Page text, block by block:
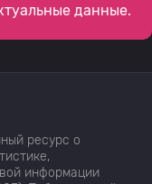
данные.
ресурс о
информации